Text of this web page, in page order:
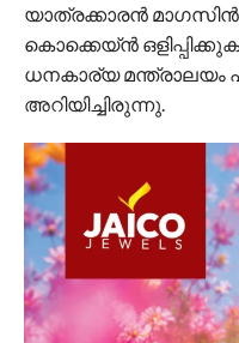
യാത്രക്കാരൻ മാഗസിൻ
കൊക്കെയ്ൻ
ധനകാര്യ മന്ത്രാലയം
അറിയിച്ചിരുന്നു.